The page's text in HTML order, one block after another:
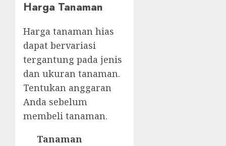
Harga Tanaman
Harga tanaman hias
dapat bervariasi
tergantung pada jenis
dan ukuran tanaman.
Tentukan anggaran
Anda sebelum
membeli tanaman.
Tanaman